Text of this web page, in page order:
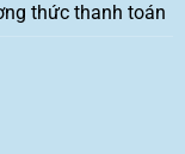
thức thanh toán